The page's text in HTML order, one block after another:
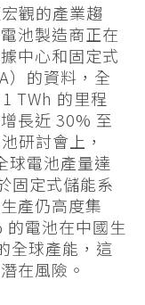
觀的產業趨
池製造商正在
中心和固定式
）的資料，全
TWh 的里程
長近 30% 至
研討會上，
球電池產量達
固定式儲能系
產仍高度集
的電池在中國生
全球產能，這
在風險。